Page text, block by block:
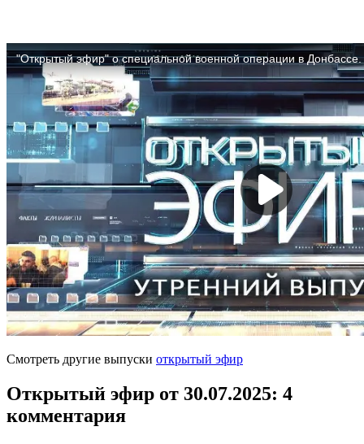
Смотреть другие выпуски открытый эфир
Открытый эфир от 30.07.2025: 4
комментария